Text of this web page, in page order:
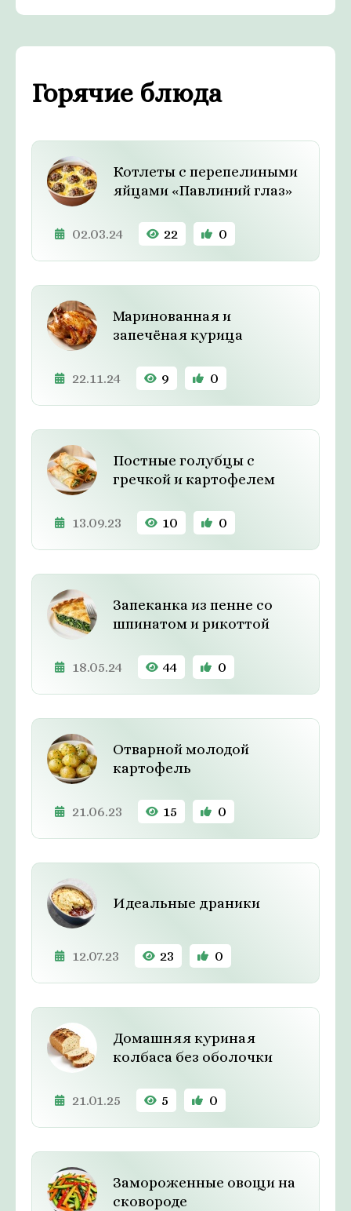
Горячие блюда
Котлеты с перепелиными
яйцами «Павлиний глаз»
02.03.24 22 0
Маринованная и
запечёная курица
22.11.24 9 0
Постные голубцы с
гречкой и картофелем
13.09.23 10 0
Запеканка из пенне со
шпинатом и рикоттой
18.05.24 44 0
Отварной молодой
картофель
21.06.23 15 0
Идеальные драники
12.07.23 23 0
Домашняя куриная
колбаса без оболочки
21.01.25 5 0
Замороженные овощи на
сковороде